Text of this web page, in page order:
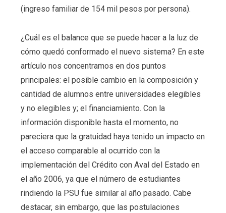
(ingreso familiar de 154 mil pesos por persona).
¿Cuál es el balance que se puede hacer a la luz de
cómo quedó conformado el nuevo sistema? En este
artículo nos concentramos en dos puntos
principales: el posible cambio en la composición y
cantidad de alumnos entre universidades elegibles
y no elegibles y; el financiamiento. Con la
información disponible hasta el momento, no
pareciera que la gratuidad haya tenido un impacto en
el acceso comparable al ocurrido con la
implementación del Crédito con Aval del Estado en
el año 2006, ya que el número de estudiantes
rindiendo la PSU fue similar al año pasado. Cabe
destacar, sin embargo, que las postulaciones